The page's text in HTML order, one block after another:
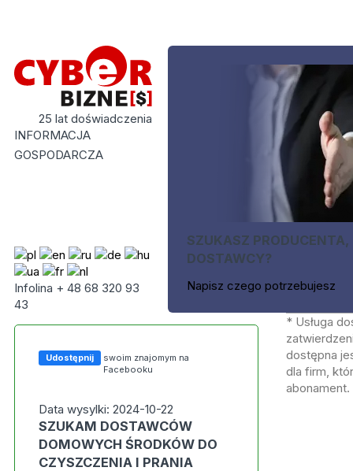
25 lat doświadczenia
INFORMACJA
GOSPODARCZA
Infolina + 48 68 320 93
43
SZUKASZ PRODUCENTA,
DOSTAWCY?
Napisz czego potrzebujesz
Udostępnij
swoim znajomym na
Facebooku
Data wysylki: 2024-10-22
SZUKAM DOSTAWCÓW
DOMOWYCH ŚRODKÓW DO
CZYSZCZENIA I PRANIA
* Usługa
dostępna
dla firm,
abonament.